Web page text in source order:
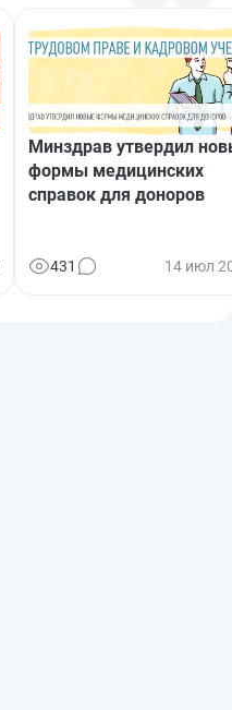
Минздрав утвердил
формы медицинских
справок для доноров
431 14 июл